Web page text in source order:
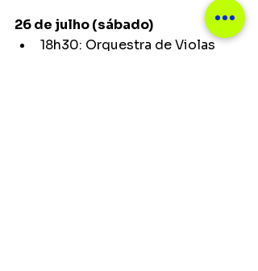
26 de julho (sábado)
18h30: Orquestra de Violas